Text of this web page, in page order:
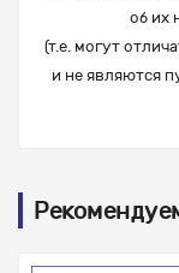
об их
(т.е. могут
и не являются